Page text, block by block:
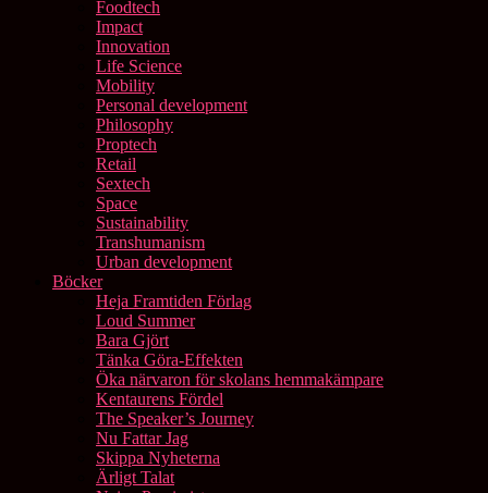
Foodtech
Impact
Innovation
Life Science
Mobility
Personal development
Philosophy
Proptech
Retail
Sextech
Space
Sustainability
Transhumanism
Urban development
Böcker
Heja Framtiden Förlag
Loud Summer
Bara Gjört
Tänka Göra-Effekten
Öka närvaron för skolans hemmakämpare
Kentaurens Fördel
The Speaker’s Journey
Nu Fattar Jag
Skippa Nyheterna
Ärligt Talat